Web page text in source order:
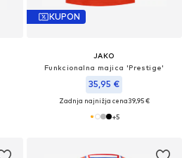
KUPON
JAKO
Funkcionalna majica 'Prestige'
35,95 €
Zadnja najnižja cena39,95 €
+5